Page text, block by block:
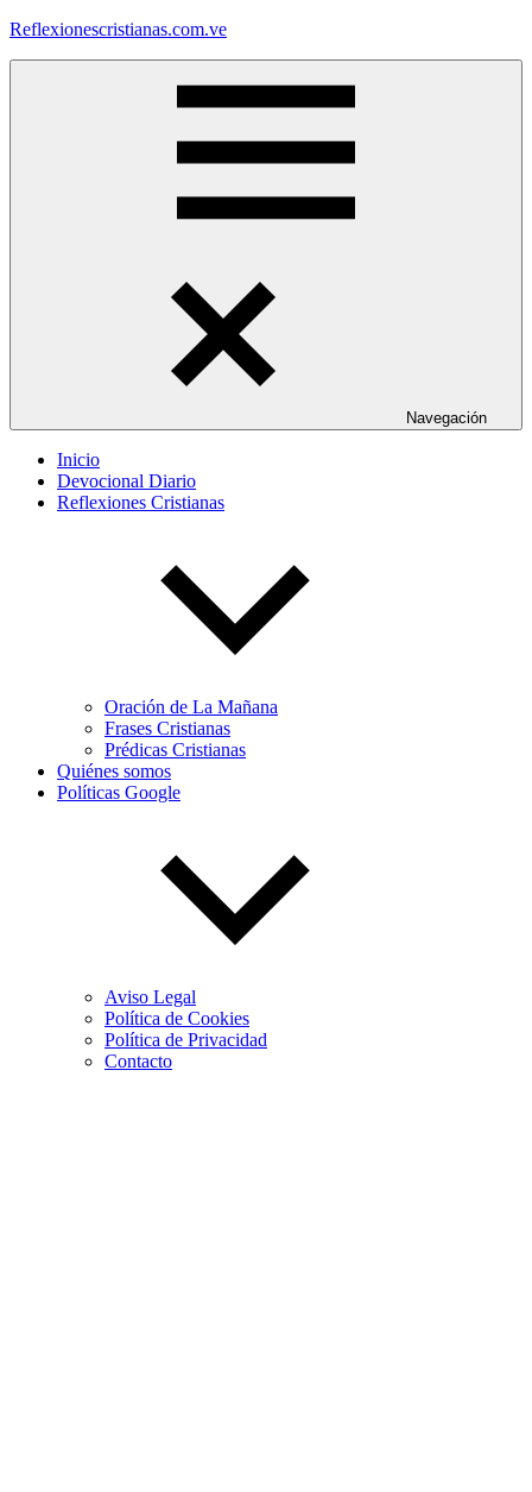
Saltar
Reflexionescristianas.com.ve
Navegación
Inicio
Devocional Diario
Reflexiones Cristianas
Oración de La Mañana
Frases Cristianas
Prédicas Cristianas
Quiénes somos
Políticas Google
Aviso Legal
Política de Cookies
Política de Privacidad
Contacto